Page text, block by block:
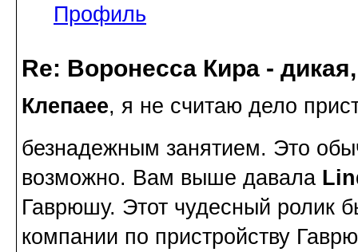
Профиль
Re: Воронесса Кира -
Клепаee, я не считаю дело
безнадежным занятием. Это
возможно. Вам выше давала
Гаврюшу. Этот чудесный ролик
компании по пристройству